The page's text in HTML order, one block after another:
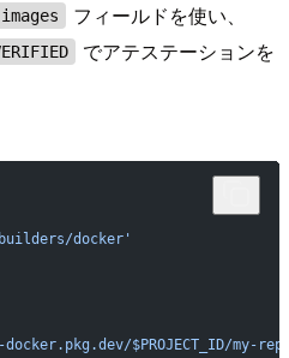
images フィールドを使い、
でアテステーションを
docker'
$PROJECT_ID/my-repo/